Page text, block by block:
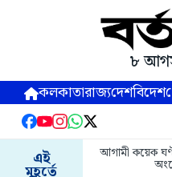
৮
কলকাতারাজ্যদেশবিদেশ
এই
মুহূর্তে
আগামী কয়েক